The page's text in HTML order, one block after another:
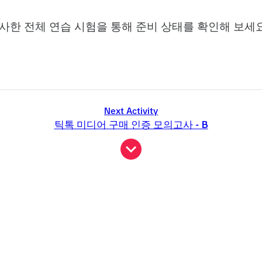
한 전체 연습 시험을 통해 준비 상태를 확인해 보세
Next Activity
틱톡 미디어 구매 인증 모의고사 - B